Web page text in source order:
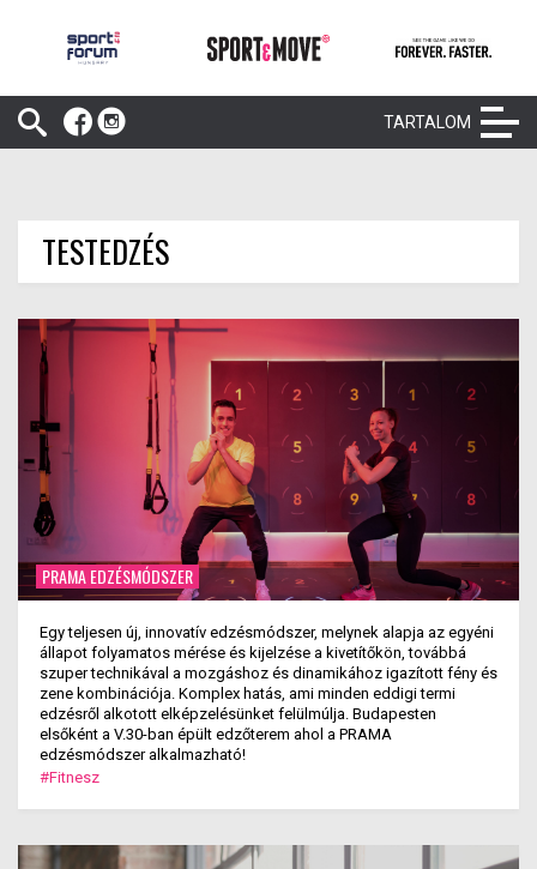
TARTALOM
TESTEDZÉS
PRAMA EDZÉSMÓDSZER
Egy teljesen új, innovatív edzésmódszer, melynek alapja az egyéni
állapot folyamatos mérése és kijelzése a kivetítőkön, továbbá
szuper technikával a mozgáshoz és dinamikához igazított fény és
zene kombinációja. Komplex hatás, ami minden eddigi termi
edzésről alkotott elképzelésünket felülmúlja. Budapesten
elsőként a V.30-ban épült edzőterem ahol a PRAMA
edzésmódszer alkalmazható!
#Fitnesz